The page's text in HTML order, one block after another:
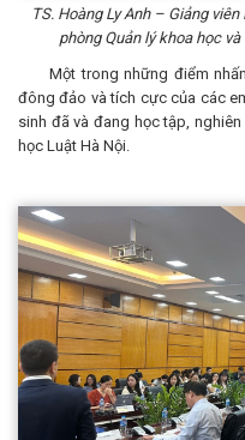
TS. Hoàng Ly Anh – Giảng
phòng Quản lý khoa học
Một trong những điểm nhấn
đông đảo và tích cực của các
sinh đã và đang học tập,
học Luật Hà Nội.